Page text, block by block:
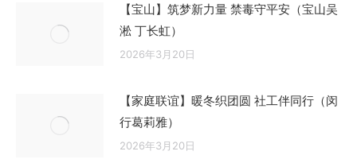
【宝山】筑梦新力量 禁毒守平安（宝山吴
淞 丁长虹）
2026年3月20日
【家庭联谊】暖冬织团圆 社工伴同行（闵
行葛莉雅）
2026年3月20日